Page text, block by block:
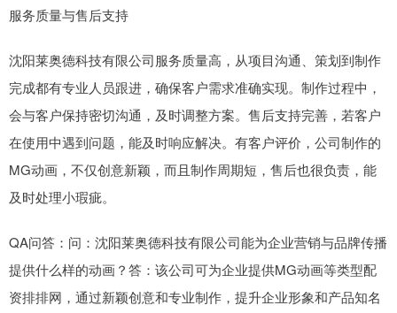
服务质量与售后支持
沈阳莱奥德科技有限公司服务质量高，从项目沟通、策划到制作
完成都有专业人员跟进，确保客户需求准确实现。制作过程中，
会与客户保持密切沟通，及时调整方案。售后支持完善，若客户
在使用中遇到问题，能及时响应解决。有客户评价，公司制作的
MG动画，不仅创意新颖，而且制作周期短，售后也很负责，能
及时处理小瑕疵。
QA问答：问：沈阳莱奥德科技有限公司能为企业营销与品牌传播
提供什么样的动画？答：该公司可为企业提供MG动画等类型配
资排排网，通过新颖创意和专业制作，提升企业形象和产品知名